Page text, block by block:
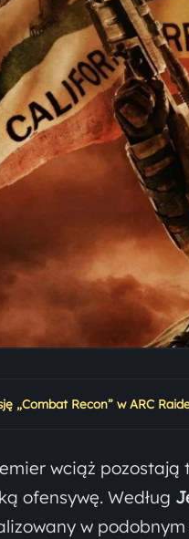
„Combat Recon” w ARC
wciąż
ofensywę. Według
w